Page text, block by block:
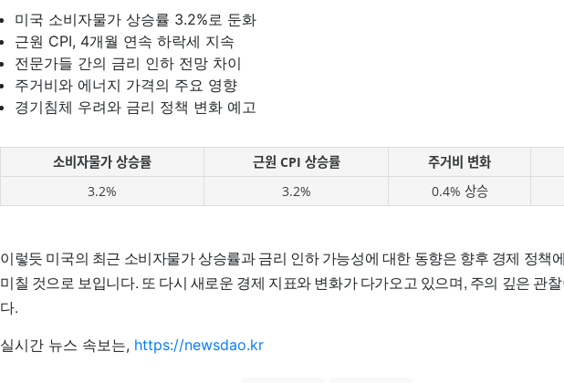
미국 소비자물가 상승률 3.2%로 둔화
근원 CPI, 4개월 연속 하락세 지속
전문가들 간의 금리 인하 전망 차이
주거비와 에너지 가격의 주요 영향
경기침체 우려와 금리 정책 변화 예고
소비자물가 상승률 근원 CPI 상승률 주거비 변화
3.2%
3.2% 0.4% 상승
이렇듯 미국의 최근 소비자물가 상승률과 금리 인하 가능성에 대한 동향은 향후 경제 정책
미칠 것으로 보입니다. 또 다시 새로운 경제 지표와 변화가 다가오고 있으며, 주의 깊은 관
다.
실시간 뉴스 속보는, https://newsdao.kr